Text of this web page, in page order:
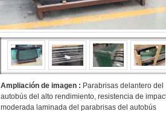
Ampliación de imagen : Parabrisas delantero del
autobús del alto rendimiento, resistencia de
moderada laminada del parabrisas del autobús